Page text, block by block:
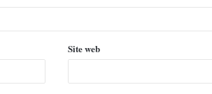
Site web